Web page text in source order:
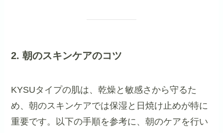
2. 朝のスキンケアのコツ
KYSUタイプの肌は、乾燥と敏感さから守るた
め、朝のスキンケアでは保湿と日焼け止めが特に
重要です。以下の手順を参考に、朝のケアを行い